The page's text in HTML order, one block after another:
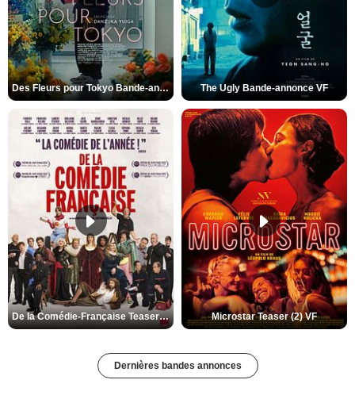
Des Fleurs pour Tokyo Bande-annonce VO STFR The Ugly Bande-annonce VF
De la Comédie-Française Teaser (3) VF Microstar Teaser (2) VF
Dernières bandes annonces